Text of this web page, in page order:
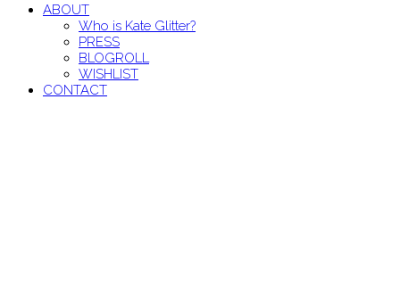
ABOUT
Who is Kate Glitter?
PRESS
BLOGROLL
WISHLIST
CONTACT